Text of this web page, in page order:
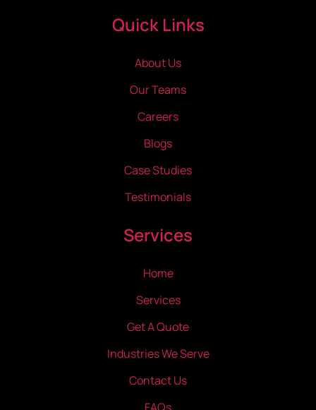
Quick Links
About Us
Our Teams
Careers
Blogs
Case Studies
Testimonials
Services
Home
Services
Get A Quote
Industries We Serve
Contact Us